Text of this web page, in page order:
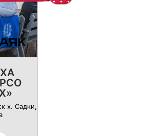
х. Садки,